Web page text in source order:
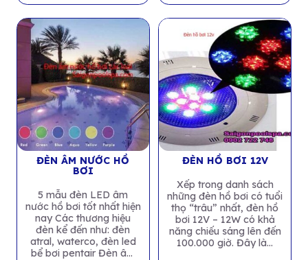
ĐÈN ÂM NƯỚC HỒ
BƠI
5 mẫu đèn LED âm
nước hồ bơi tốt nhất hiện
nay Các thương hiệu
đèn kể đến như: đèn
atral, waterco, đèn led
bể bơi pentair Đèn âm
ĐÈN HỒ BƠI 12V
Xếp trong danh sách
những đèn hồ bơi có tuổi
thọ “trâu” nhất, đèn hồ
bơi 12V – 12W có khả
năng chiếu sáng lên đến
100.000 giờ. Đây là...